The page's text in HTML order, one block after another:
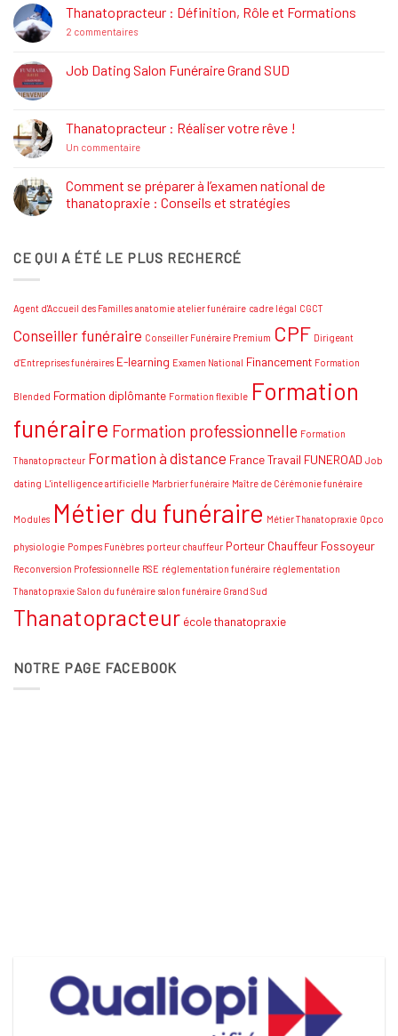
La
Réglementation
Funéraire
Thanatopracteur : Définition, Rôle et Formations
2 commentairessur
Définition,
Rôle
Job Dating Salon Funéraire Grand SUD
Job
Dating
Salon
SUD
Thanatopracteur : Réaliser votre rêve !
Un commentairesur
Réaliser
votre
rêve
Comment se préparer à l’examen national de
thanatopraxie : Conseils et stratégies
Comment
se
national
thanatopraxie
Conseils
CE QUI A ÉTÉ LE PLUS RECHERCÉ
Agent d'Accueil des Familles anatomie atelier funéraire cadre légal CGCT
Conseiller funéraire Conseiller Funéraire Premium CPF Dirigeant
d'Entreprises funéraires E-learning Examen National Financement Formation
Blended Formation diplômante Formation flexible Formation
funéraire Formation professionnelle Formation
Thanatopracteur Formation à distance France Travail FUNEROAD Job
dating L'intelligence artificielle Marbrier funéraire Maître de Cérémonie funéraire
Modules Métier du funéraire Métier Thanatopraxie Opco
physiologie Pompes Funèbres porteur chauffeur Porteur Chauffeur Fossoyeur
Reconversion Professionnelle RSE réglementation funéraire réglementation
Thanatopraxie Salon du funéraire salon funéraire Grand Sud
Thanatopracteur école thanatopraxie
NOTRE PAGE FACEBOOK